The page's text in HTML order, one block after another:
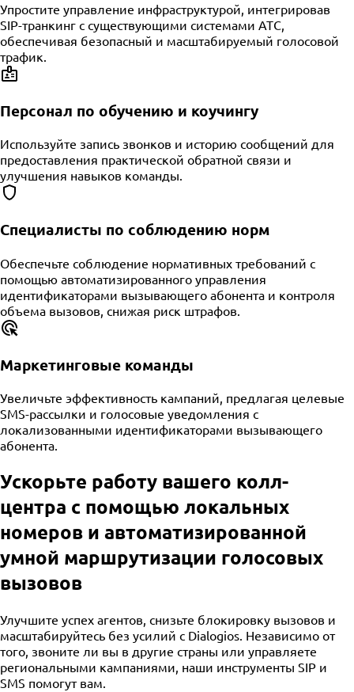
Упростите управление инфраструктурой, интегрировав
SIP-транкинг с существующими системами АТС,
обеспечивая безопасный и масштабируемый голосовой
трафик.
Персонал по обучению и коучингу
Используйте запись звонков и историю сообщений для
предоставления практической обратной связи и
улучшения навыков команды.
Специалисты по соблюдению норм
Обеспечьте соблюдение нормативных требований с
помощью автоматизированного управления
идентификаторами вызывающего абонента и контроля
объема вызовов, снижая риск штрафов.
Маркетинговые команды
Увеличьте эффективность кампаний, предлагая целевые
SMS-рассылки и голосовые уведомления с
локализованными идентификаторами вызывающего
абонента.
Ускорьте работу вашего колл-
центра с помощью локальных
номеров и автоматизированной
умной маршрутизации голосовых
вызовов
Улучшите успех агентов, снизьте блокировку вызовов и
масштабируйтесь без усилий с Dialogios. Независимо от
того, звоните ли вы в другие страны или управляете
региональными кампаниями, наши инструменты SIP и
SMS помогут вам.